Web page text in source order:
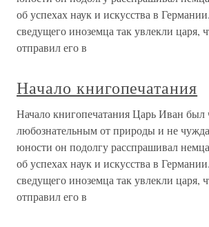
об успехах наук и искусства в
сведущего иноземца так увлекли царя,
отправил его в
Начало книгопечатания
Начало книгопечатания Царь Иван был
любознательным от природы и не
юности он подолгу расспрашивал
об успехах наук и искусства в
сведущего иноземца так увлекли царя,
отправил его в